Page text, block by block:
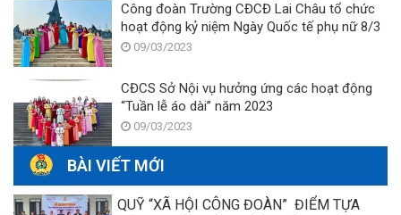
Công đoàn Trường CĐCĐ Lai Châu tổ chức
hoạt động kỷ niệm Ngày Quốc tế phụ nữ 8/3
09/03/2023
CĐCS Sở Nội vụ hưởng ứng các hoạt động
“Tuần lễ áo dài” năm 2023
09/03/2023
BÀI VIẾT MỚI
QUỸ “XÃ HỘI CÔNG ĐOÀN” ĐIỂM TỰA